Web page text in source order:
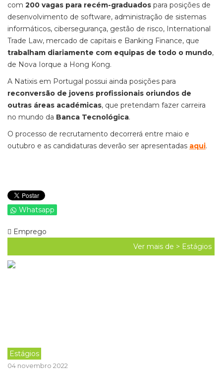
com 200 vagas para recém-graduados para posições de
desenvolvimento de software, administração de sistemas
informáticos, cibersegurança, gestão de risco, International
Trade Law, mercado de capitais e Banking Finance, que
trabalham diariamente com equipas de todo o mundo,
de Nova Iorque a Hong Kong.
A Natixis em Portugal possui ainda posições para
reconversão de jovens profissionais oriundos de
outras áreas académicas, que pretendam fazer carreira
no mundo da Banca Tecnológica.
O processo de recrutamento decorrerá entre maio e
outubro e as candidaturas deverão ser apresentadas aqui.
Whatsapp
Emprego
Ver mais de > Estágios
Estágios
04 novembro 2022